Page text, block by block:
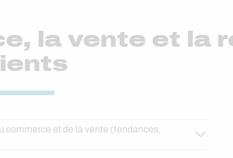
de nom, ce nouveau brevet de
technicien supérieur vient répondre à
des impératifs liés au contexte
économique global et permet de
la vente et la
et de la vente (tendances,